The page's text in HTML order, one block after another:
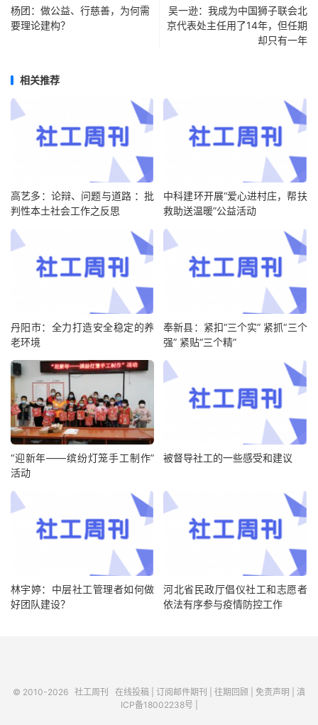
杨团：做公益、行慈善，为何需
要理论建构？
吴一逊：我成为中国狮子联会北
京代表处主任用了14年，但任期
却只有一年
相关推荐
高艺多：论辩、问题与道路 ：批
判性本土社会工作之反思
中科建环开展“爱心进村庄，帮扶
救助送温暖”公益活动
丹阳市：全力打造安全稳定的养
老环境
奉新县：紧扣“三个实” 紧抓“三个
强” 紧贴“三个精”
“迎新年——缤纷灯笼手工制作”
活动
被督导社工的一些感受和建议
林宇婷：中层社工管理者如何做
好团队建设？
河北省民政厅倡仪社工和志愿者
依法有序参与疫情防控工作
© 2010-2026 社工周刊 在线投稿 订阅邮件期刊 往期回顾 免责声明
滇
ICP备18002238号